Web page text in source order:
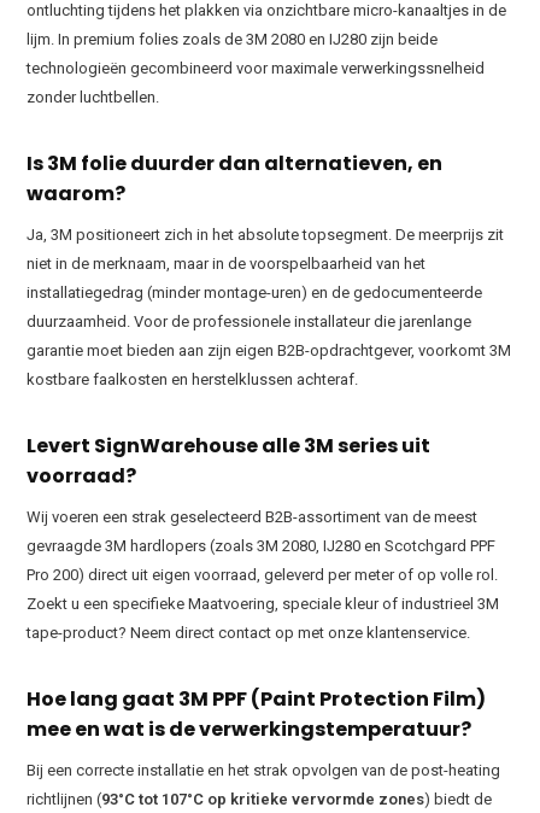
ontluchting tijdens het plakken via onzichtbare micro-kanaaltjes in de
lijm. In premium folies zoals de 3M 2080 en IJ280 zijn beide
technologieën gecombineerd voor maximale verwerkingssnelheid
zonder luchtbellen.
Is 3M folie duurder dan alternatieven, en
waarom?
Ja, 3M positioneert zich in het absolute topsegment. De meerprijs zit
niet in de merknaam, maar in de voorspelbaarheid van het
installatiegedrag (minder montage-uren) en de gedocumenteerde
duurzaamheid. Voor de professionele installateur die jarenlange
garantie moet bieden aan zijn eigen B2B-opdrachtgever, voorkomt 3M
kostbare faalkosten en herstelklussen achteraf.
Levert SignWarehouse alle 3M series uit
voorraad?
Wij voeren een strak geselecteerd B2B-assortiment van de meest
gevraagde 3M hardlopers (zoals 3M 2080, IJ280 en Scotchgard PPF
Pro 200) direct uit eigen voorraad, geleverd per meter of op volle rol.
Zoekt u een specifieke Maatvoering, speciale kleur of industrieel 3M
tape-product? Neem direct contact op met onze klantenservice.
Hoe lang gaat 3M PPF (Paint Protection Film)
mee en wat is de verwerkingstemperatuur?
Bij een correcte installatie en het strak opvolgen van de post-heating
richtlijnen (93°C tot 107°C op kritieke vervormde zones) biedt de